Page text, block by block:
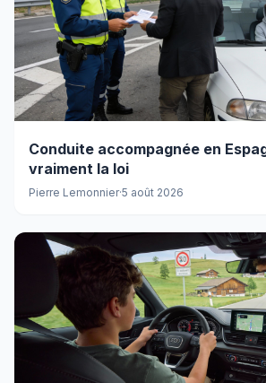
Conduite accompagnée en
vraiment la loi
Pierre Lemonnier·5 août 2026